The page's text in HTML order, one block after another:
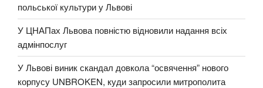
польської культури у Львові
У ЦНАПах Львова повністю відновили надання всіх
адмінпослуг
У Львові виник скандал довкола “освячення” нового
корпусу UNBROKEN, куди запросили митрополита